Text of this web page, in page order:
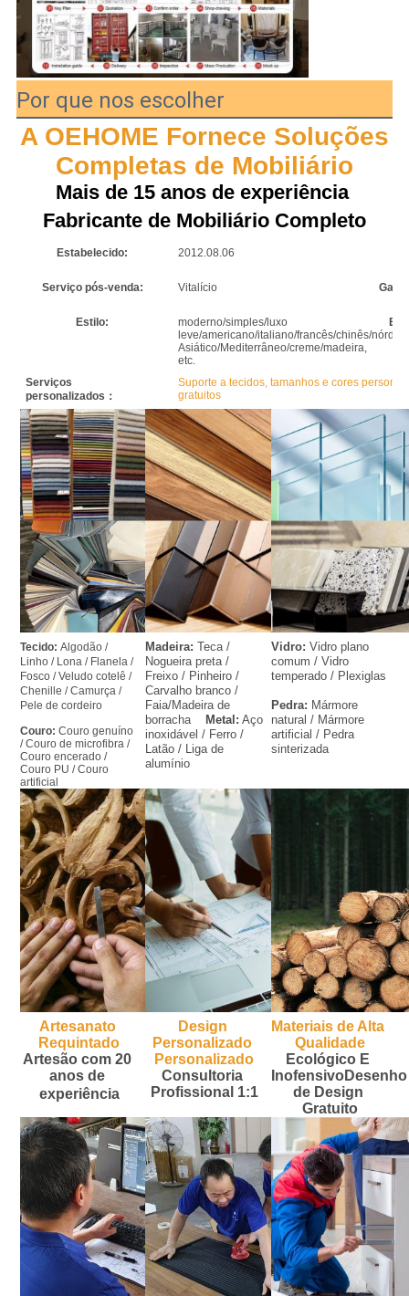
Por que nos escolher
A OEHOME Fornece Soluções
Completas de Mobiliário
Mais de 15 anos de experiência
Fabricante de Mobiliário Completo
Estabelecido: 2012.08.06
Serviço pós-venda: Vitalício
Estilo:
moderno/simples/luxo
leve/americano/italiano/francês/chinês/
Asiático/Mediterrâneo/creme/madeira,
etc.
Serviços
personalizados：
Suporte a tecidos, tamanhos e cores
gratuitos
Tecido: Algodão /
Linho / Lona / Flanela /
Fosco / Veludo cotelê /
Chenille / Camurça /
Pele de cordeiro
Couro: Couro genuíno
/ Couro de microfibra /
Couro encerado /
Couro PU / Couro
artificial
Madeira: Teca /
Nogueira preta /
Freixo / Pinheiro /
Carvalho branco /
Faia/Madeira de
borracha
Metal: Aço
inoxidável / Ferro /
Latão / Liga de
alumínio
Vidro: Vidro plano
comum / Vidro
temperado / Plexiglas
Pedra: Mármore
natural / Mármore
artificial / Pedra
sinterizada
Artesanato
Requintado
Artesão com 20
anos de
experiência
Design
Personalizado
Personalizado
Consultoria
Profissional 1:1
Materiais de Alta
Qualidade
Ecológico E
InofensivoDesenho
de Design
Gratuito